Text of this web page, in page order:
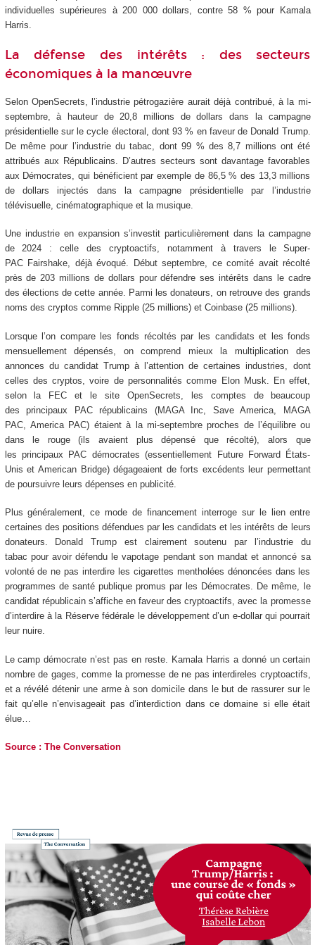
individuelles supérieures à 200 000 dollars, contre 58 % pour Kamala
Harris.
La défense des intérêts : des secteurs
économiques à la manœuvre
Selon OpenSecrets, l’industrie pétrogazière aurait déjà contribué, à la mi-
septembre, à hauteur de 20,8 millions de dollars dans la campagne
présidentielle sur le cycle électoral, dont 93 % en faveur de Donald Trump.
De même pour l’industrie du tabac, dont 99 % des 8,7 millions ont été
attribués aux Républicains. D’autres secteurs sont davantage favorables
aux Démocrates, qui bénéficient par exemple de 86,5 % des 13,3 millions
de dollars injectés dans la campagne présidentielle par l’industrie
télévisuelle, cinématographique et la musique.
Une industrie en expansion s’investit particulièrement dans la campagne
de 2024 : celle des cryptoactifs, notamment à travers le Super-
PAC Fairshake, déjà évoqué. Début septembre, ce comité avait récolté
près de 203 millions de dollars pour défendre ses intérêts dans le cadre
des élections de cette année. Parmi les donateurs, on retrouve des grands
noms des cryptos comme Ripple (25 millions) et Coinbase (25 millions).
Lorsque l’on compare les fonds récoltés par les candidats et les fonds
mensuellement dépensés, on comprend mieux la multiplication des
annonces du candidat Trump à l’attention de certaines industries, dont
celles des cryptos, voire de personnalités comme Elon Musk. En effet,
selon la FEC et le site OpenSecrets, les comptes de beaucoup
des principaux PAC républicains (MAGA Inc, Save America, MAGA
PAC, America PAC) étaient à la mi-septembre proches de l’équilibre ou
dans le rouge (ils avaient plus dépensé que récolté), alors que
les principaux PAC démocrates (essentiellement Future Forward États-
Unis et American Bridge) dégageaient de forts excédents leur permettant
de poursuivre leurs dépenses en publicité.
Plus généralement, ce mode de financement interroge sur le lien entre
certaines des positions défendues par les candidats et les intérêts de leurs
donateurs. Donald Trump est clairement soutenu par l’industrie du
tabac pour avoir défendu le vapotage pendant son mandat et annoncé sa
volonté de ne pas interdire les cigarettes mentholées dénoncées dans les
programmes de santé publique promus par les Démocrates. De même, le
candidat républicain s’affiche en faveur des cryptoactifs, avec la promesse
d’interdire à la Réserve fédérale le développement d’un e-dollar qui pourrait
leur nuire.
Le camp démocrate n’est pas en reste. Kamala Harris a donné un certain
nombre de gages, comme la promesse de ne pas interdireles cryptoactifs,
et a révélé détenir une arme à son domicile dans le but de rassurer sur le
fait qu’elle n’envisageait pas d’interdiction dans ce domaine si elle était
élue…
Source : The Conversation